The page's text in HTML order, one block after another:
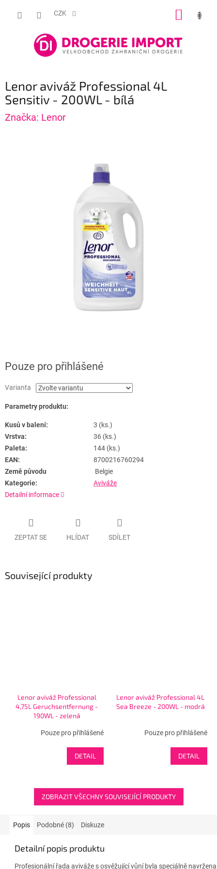
CZK
Lenor aviváž Professional 4L
Sensitiv - 200WL - bílá
Značka: Lenor
Pouze pro přihlášené
Varianta
Parametry produktu:
Kusů v balení:
3 (ks.)
Vrstva:
36 (ks.)
Paleta:
144 (ks.)
EAN:
8700216760294
Země původu
Belgie
Kategorie:
Aviváže
Detailní informace
ZEPTAT SE HLÍDAT SDÍLET
Související produkty
Lenor aviváž Professional
4,75L Geruchsentfernung -
190WL - zelená
Pouze pro přihlášené
DETAIL
Lenor aviváž Professional 4L
Sea Breeze - 200WL - modrá
Pouze pro přihlášené
DETAIL
ZOBRAZIT VŠECHNY SOUVISEJÍCÍ PRODUKTY
Popis Podobné (8) Diskuze
Detailní popis produktu
Profesionální řada aviváže s osvěžující vůní byla speciálně